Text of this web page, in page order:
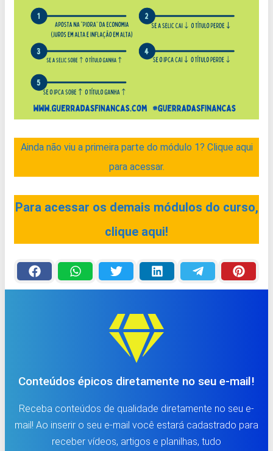
Ainda não viu a primeira parte do módulo 1? Clique aqui
para acessar.
Para acessar os demais módulos do curso,
clique aqui!
Conteúdos épicos diretamente no seu e-mail!
Receba conteúdos de qualidade diretamente no seu e-
mail! Ao inserir o seu e-mail você estará cadastrado para
receber vídeos, artigos e planilhas, tudo